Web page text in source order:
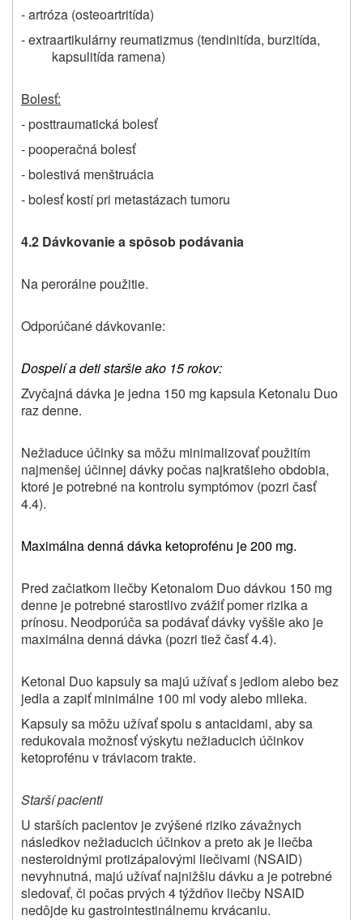
- artróza (osteoartritída)
- extraartikulárny reumatizmus (tendinitída, burzitída,
kapsulitída ramena)
Bolesť:
- posttraumatická bolesť
- pooperačná bolesť
- bolestivá menštruácia
- bolesť kostí pri metastázach tumoru
4.2 Dávkovanie a spôsob podávania
Na perorálne použitie.
Odporúčané dávkovanie:
Dospelí a deti staršie ako 15 rokov:
Zvyčajná dávka je jedna 150 mg kapsula Ketonalu Duo
raz denne.
Nežiaduce účinky sa môžu minimalizovať použitím
najmenšej účinnej dávky počas najkratšieho obdobia,
ktoré je potrebné na kontrolu symptómov (pozri časť
4.4).
Maximálna denná dávka ketoprofénu je 200 mg.
Pred začiatkom liečby Ketonalom Duo dávkou 150 mg
denne je potrebné starostlivo zvážiť pomer rizika a
prínosu. Neodporúča sa podávať dávky vyššie ako je
maximálna denná dávka (pozri tiež časť 4.4).
Ketonal Duo kapsuly sa majú užívať s jedlom alebo bez
jedla a zapiť minimálne 100 ml vody alebo mlieka.
Kapsuly sa môžu užívať spolu s antacidami, aby sa
redukovala možnosť výskytu nežiaducich účinkov
ketoprofénu v tráviacom trakte.
Starší pacienti
U starších pacientov je zvýšené riziko závažnych
následkov nežiaducich účinkov a preto ak je liečba
nesteroidnými protizápalovými liečivami (NSAID)
nevyhnutná, majú užívať najnižšiu dávku a je potrebné
sledovať, či počas prvých 4 týždňov liečby NSAID
nedôjde ku gastrointestinálnemu krvácaniu.